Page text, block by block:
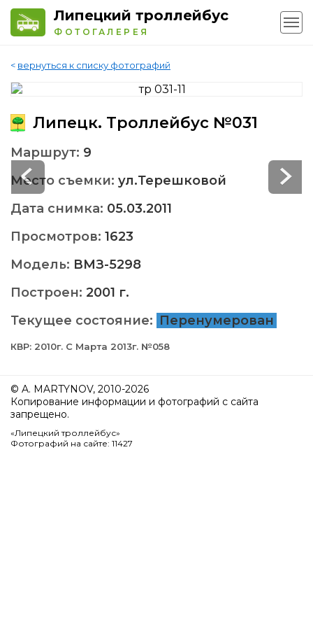
Липецкий троллейбус
ФОТОГАЛЕРЕЯ
< вернуться к списку фотографий
Липецк. Троллейбус №031
Маршрут: 9
Место съемки: ул.Терешковой
Дата снимка: 05.03.2011
Просмотров: 1623
Модель: ВМЗ-5298
Построен: 2001 г.
Текущее состояние: Перенумерован
КВР: 2010г. С Марта 2013г. №058
© A. MARTYNOV, 2010-2026
Копирование информации и фотографий с сайта
запрещено.
«Липецкий троллейбус»
Фотографий на сайте: 11427